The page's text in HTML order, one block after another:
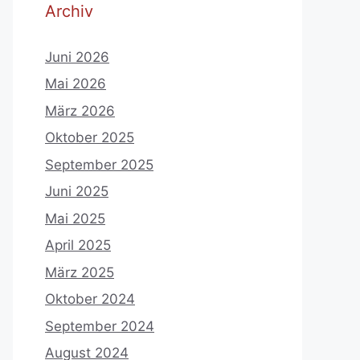
Archiv
Juni 2026
Mai 2026
März 2026
Oktober 2025
September 2025
Juni 2025
Mai 2025
April 2025
März 2025
Oktober 2024
September 2024
August 2024